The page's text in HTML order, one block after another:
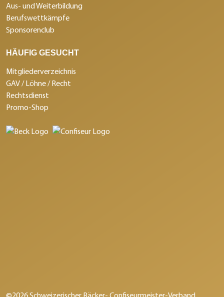
Aus- und Weiterbildung
Berufswettkämpfe
Sponsorenclub
HÄUFIG GESUCHT
Mitgliederverzeichnis
GAV / Löhne / Recht
Rechtsdienst
Promo-Shop